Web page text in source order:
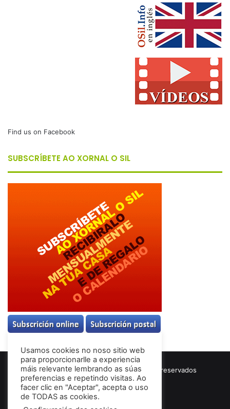
Find us on Facebook
SUBSCRÍBETE AO XORNAL O SIL
© Copyright 2026, Todos los derechos reservados
Términos & Condiciones
Usamos cookies no noso sitio web
para proporcionarlle a experiencia
máis relevante lembrando as súas
preferencias e repetindo visitas. Ao
facer clic en "Aceptar", acepta o uso
de TODAS as cookies.